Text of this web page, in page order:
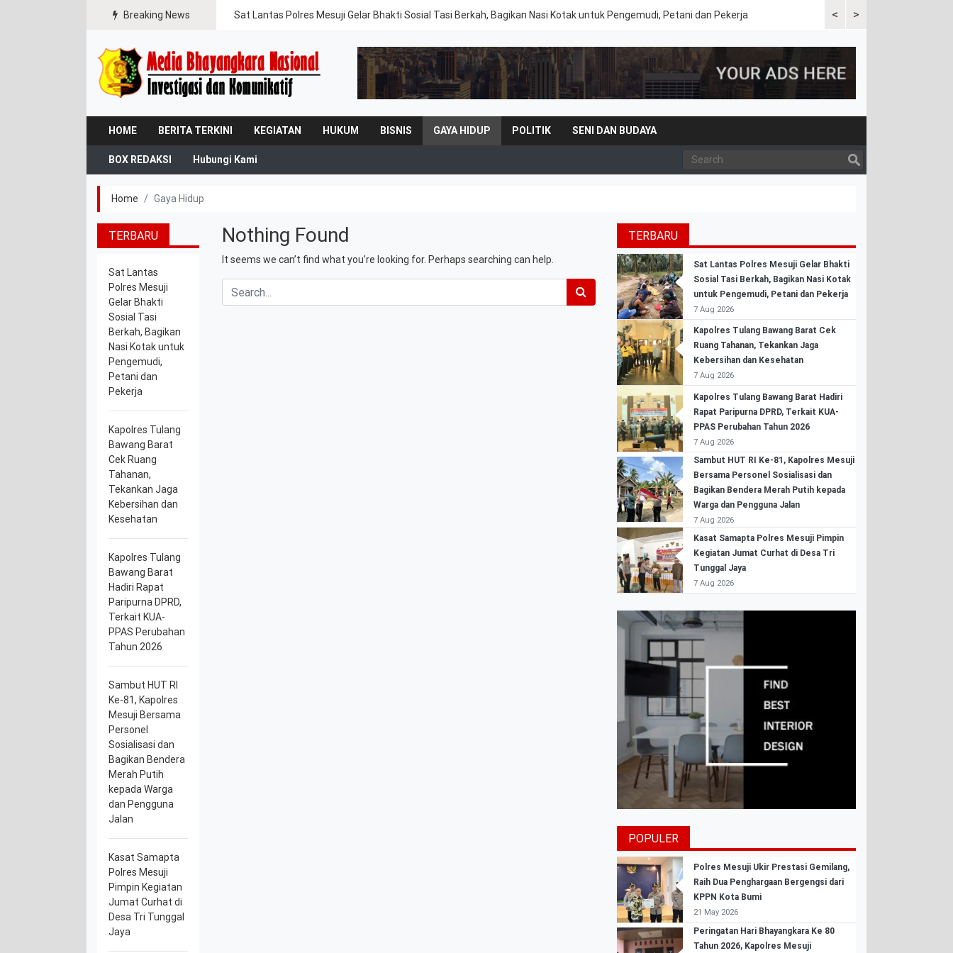
Breaking News <
Sat Lantas Polres Mesuji Gelar Bhakti Sosial Tasi Berkah, Bagikan Nasi Kotak untuk Pengemudi, Petani dan Pekerja Kapolres Tulang Bawang
>
HOME BERITA TERKINI KEGIATAN HUKUM BISNIS GAYA HIDUP POLITIK SENI DAN BUDAYA
BOX REDAKSI Hubungi Kami
Home Gaya Hidup
Nothing Found
It seems we can’t find what you’re looking for. Perhaps searching can help.
TERBARU
Sat Lantas
Polres Mesuji
Gelar Bhakti
Sosial Tasi
Berkah, Bagikan
Nasi Kotak untuk
Pengemudi,
Petani dan
Pekerja
Kapolres Tulang
Bawang Barat
Cek Ruang
Tahanan,
Tekankan Jaga
Kebersihan dan
Kesehatan
Kapolres Tulang
Bawang Barat
Hadiri Rapat
Paripurna DPRD,
Terkait KUA-
PPAS Perubahan
Tahun 2026
Sambut HUT RI
Ke-81, Kapolres
Mesuji Bersama
Personel
Sosialisasi dan
Bagikan Bendera
Merah Putih
kepada Warga
dan Pengguna
Jalan
Kasat Samapta
Polres Mesuji
Pimpin Kegiatan
Jumat Curhat di
Desa Tri Tunggal
Jaya
TERBARU
Sat Lantas Polres Mesuji Gelar Bhakti
Sosial Tasi Berkah, Bagikan Nasi Kotak
untuk Pengemudi, Petani dan Pekerja
7 Aug 2026
Kapolres Tulang Bawang Barat Cek
Ruang Tahanan, Tekankan Jaga
Kebersihan dan Kesehatan
7 Aug 2026
Kapolres Tulang Bawang Barat Hadiri
Rapat Paripurna DPRD, Terkait KUA-
PPAS Perubahan Tahun 2026
7 Aug 2026
Sambut HUT RI Ke-81, Kapolres Mesuji
Bersama Personel Sosialisasi dan
Bagikan Bendera Merah Putih kepada
Warga dan Pengguna Jalan
7 Aug 2026
Kasat Samapta Polres Mesuji Pimpin
Kegiatan Jumat Curhat di Desa Tri
Tunggal Jaya
7 Aug 2026
POPULER
Polres Mesuji Ukir Prestasi Gemilang,
Raih Dua Penghargaan Bergengsi dari
KPPN Kota Bumi
21 May 2026
Peringatan Hari Bhayangkara Ke 80
Tahun 2026, Kapolres Mesuji